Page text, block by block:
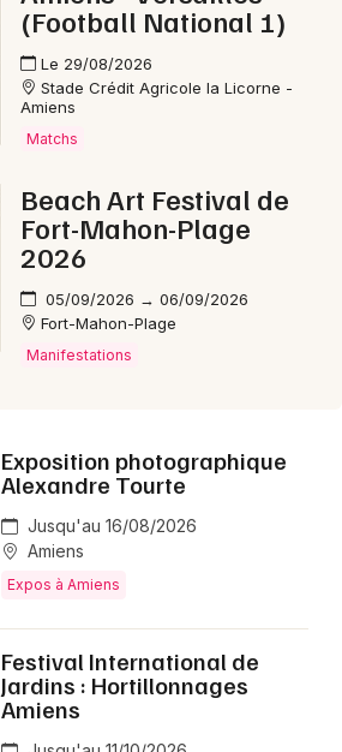
(Football National 1)
Le 29/08/2026
Stade Crédit Agricole la Licorne -
Amiens
Matchs
Beach Art Festival de
Fort-Mahon-Plage
2026
05/09/2026 → 06/09/2026
Fort-Mahon-Plage
Manifestations
Exposition photographique
Alexandre Tourte
Jusqu'au 16/08/2026
Amiens
Expos à Amiens
Festival International de
Jardins : Hortillonnages
Amiens